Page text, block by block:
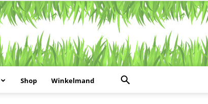
Shop Winkelmand